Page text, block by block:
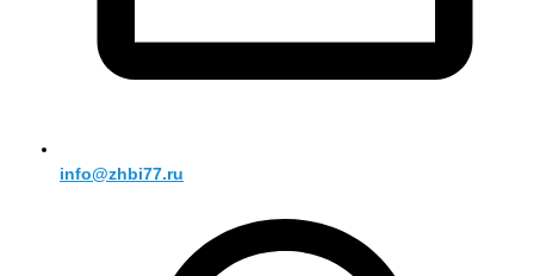
info@zhbi77.ru